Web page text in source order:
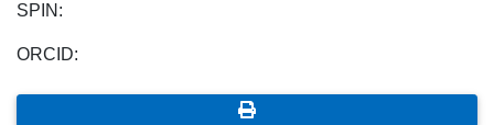
SPIN:
ORCID: